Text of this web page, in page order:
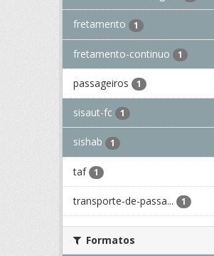
fretamento 1
fretamento-continuo 1
passageiros 1
sisaut-fc 1
sishab 1
taf 1
transporte-de-passa... 1
Formatos